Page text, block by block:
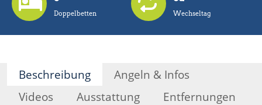
Doppelbetten Wechseltag
Beschreibung
Angeln & Infos
Videos
Ausstattung
Entfernungen